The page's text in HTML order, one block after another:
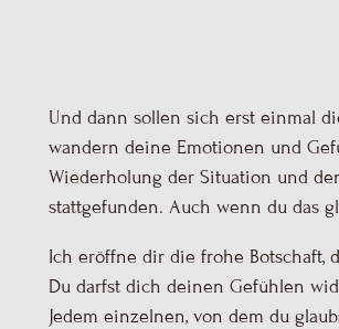
Und dann sollen sich erst einmal
wandern deine Emotionen und
Wiederholung der Situation und
stattgefunden. Auch wenn du das
Ich eröffne dir die frohe Botschaft,
Du darfst dich deinen Gefühlen
Jedem einzelnen, von dem du